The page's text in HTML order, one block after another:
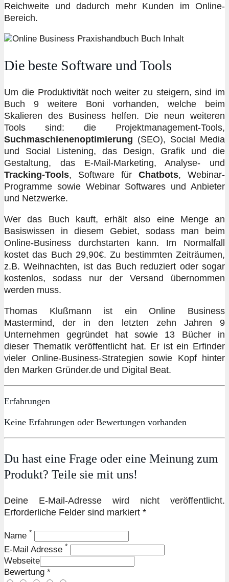
Reichweite und dadurch mehr Kunden im Online-
Bereich.
Die beste Software und Tools
Um die Produktivität noch weiter zu steigern, sind im
Buch 9 weitere Boni vorhanden, welche beim
Skalieren des Business helfen. Die neun weiteren
Tools sind: die Projektmanagement-Tools,
Suchmaschienenoptimierung (SEO), Social Media
und Social Listening, das Design, Grafik und die
Gestaltung, das E-Mail-Marketing, Analyse- und
Tracking-Tools, Software für Chatbots, Webinar-
Programme sowie Webinar Softwares und Anbieter
und Netzwerke.
Wer das Buch kauft, erhält also eine Menge an
Basiswissen in diesem Gebiet, sodass man beim
Online-Business durchstarten kann. Im Normalfall
kostet das Buch 29,90€. Zu bestimmten Zeiträumen,
z.B. Weihnachten, ist das Buch reduziert oder sogar
kostenlos, sodass nur der Versand übernommen
werden muss.
Thomas Klußmann ist ein Online Business
Mastermind, der in den letzten zehn Jahren 9
Unternehmen gegründet hat sowie 13 Bücher in
dieser Thematik veröffentlicht hat. Er ist ein Erfinder
vieler Online-Business-Strategien sowie Kopf hinter
den Marken Gründer.de und Digital Beat.
Erfahrungen
Keine Erfahrungen oder Bewertungen vorhanden
Du hast eine Frage oder eine Meinung zum
Produkt? Teile sie mit uns!
Deine E-Mail-Adresse wird nicht veröffentlicht.
Erforderliche Felder sind markiert *
Name *
E-Mail Adresse *
Webseite
Bewertung *